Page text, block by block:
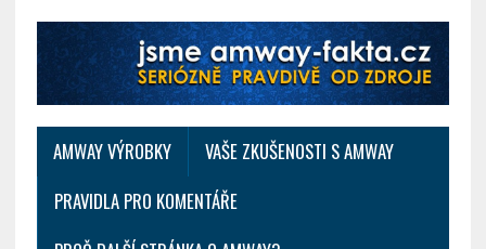
AMWAY VÝROBKY
VAŠE ZKUŠENOSTI S AMWAY
PRAVIDLA PRO KOMENTÁŘE